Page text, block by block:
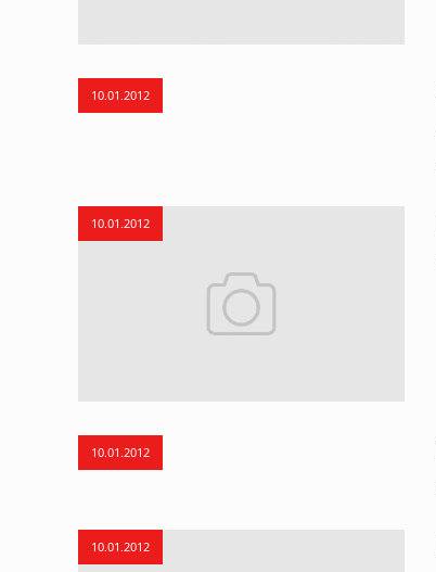
10.01.2012
10.01.2012
10.01.2012
10.01.2012